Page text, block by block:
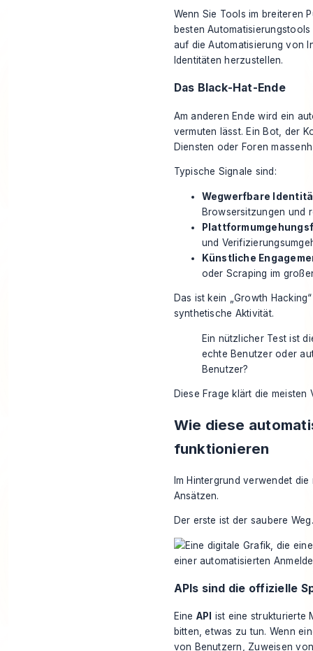
Wenn Sie Tools im breiteren
besten
auf die Automatisierung von
Identitäten herzustellen.
Das Black-Hat-Ende
Am anderen Ende wird ein
vermuten lässt. Ein Bot, der
Diensten oder Foren
Typische Signale sind:
Wegwerfbare
Browsersitzungen und
und
Künstliche
oder Scraping im
Das ist kein „Growth
synthetische Aktivität.
Ein nützlicher Test ist
echte Benutzer oder
Benutzer?
Diese Frage klärt die
Wie diese
funktionieren
Im Hintergrund verwendet
Ansätzen.
Der erste ist der saubere
APIs sind die offizielle
Eine API
ist eine strukturierte
bitten, etwas zu tun. Wenn
von Benutzern, Zuweisen